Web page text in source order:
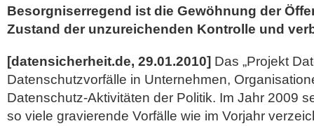
Besorgniserregend ist die Gewöhnung der
Zustand der unzureichenden Kontrolle und
[datensicherheit.de, 29.01.2010] Das „Projekt
Datenschutzvorfälle in Unternehmen,
Datenschutz-Aktivitäten der Politik. Im Jahr 2009
so viele gravierende Vorfälle wie im Vorjahr